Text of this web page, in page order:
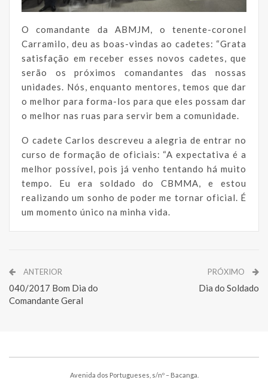
O comandante da ABMJM, o tenente-coronel
Carramilo, deu as boas-vindas ao cadetes: “Grata
satisfação em receber esses novos cadetes, que
serão os próximos comandantes das nossas
unidades. Nós, enquanto mentores, temos que dar
o melhor para forma-los para que eles possam dar
o melhor nas ruas para servir bem a comunidade.
O cadete Carlos descreveu a alegria de entrar no
curso de formação de oficiais: “A expectativa é a
melhor possível, pois já venho tentando há muito
tempo. Eu era soldado do CBMMA, e estou
realizando um sonho de poder me tornar oficial. É
um momento único na minha vida.
ANTERIOR
040/2017 Bom Dia do
Comandante Geral
PRÓXIMO
Dia do Soldado
Avenida dos Portugueses, s/nº – Bacanga.